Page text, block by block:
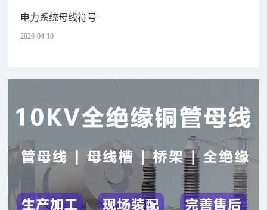
电力系统母线符号
2026-04-10